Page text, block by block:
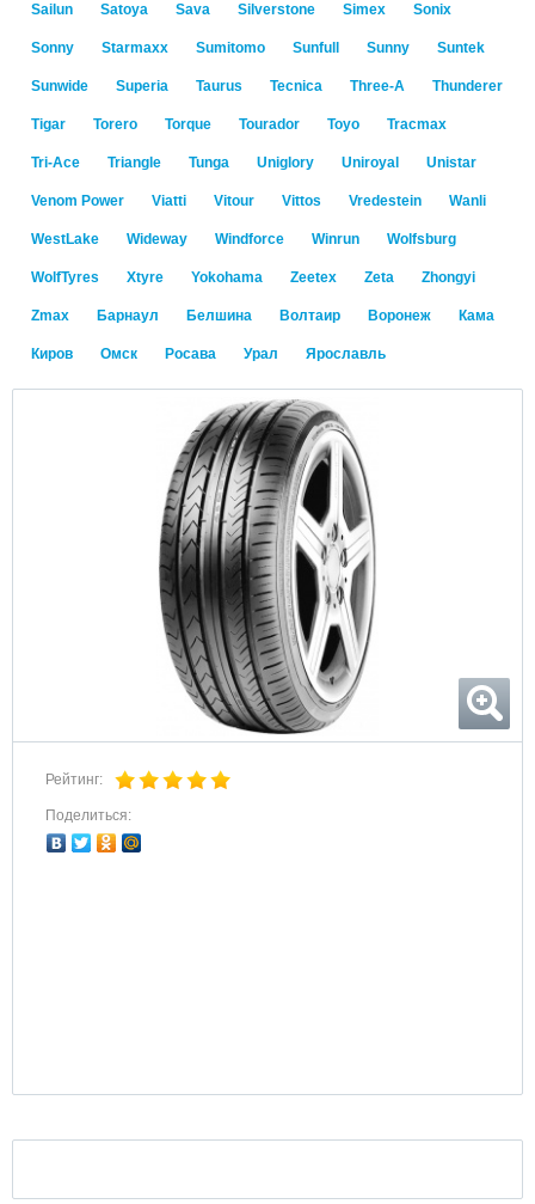
Sailun Satoya Sava Silverstone Simex Sonix
Sonny Starmaxx Sumitomo Sunfull Sunny Suntek
Sunwide Superia Taurus Tecnica Three-A Thunderer
Tigar Torero Torque Tourador Toyo Tracmax
Tri-Ace Triangle Tunga Uniglory Uniroyal Unistar
Venom Power Viatti Vitour Vittos Vredestein Wanli
WestLake Wideway Windforce Winrun Wolfsburg
WolfTyres Xtyre Yokohama Zeetex Zeta Zhongyi
Zmax Барнаул Белшина Волтаир Воронеж Кама
Киров Омск Росава Урал Ярославль
Рейтинг:
Поделиться: